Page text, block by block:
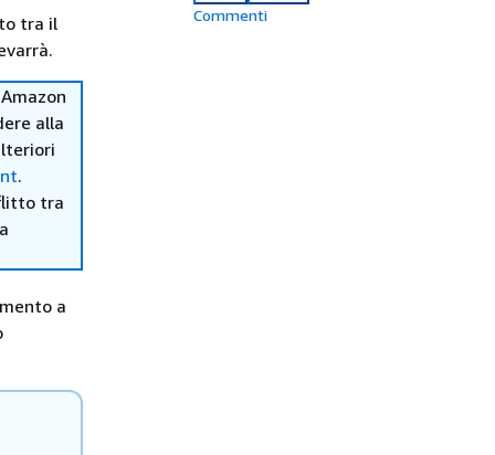
tra il
alla
.
tra
a
Commenti